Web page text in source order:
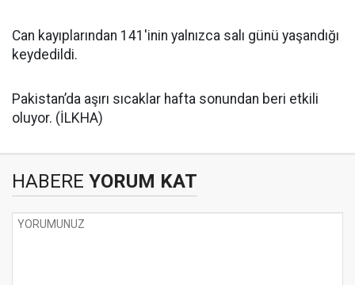
Can kayıplarından 141'inin yalnızca salı günü yaşandığı
keydedildi.
Pakistan’da aşırı sıcaklar hafta sonundan beri etkili
oluyor. (İLKHA)
HABERE YORUM KAT